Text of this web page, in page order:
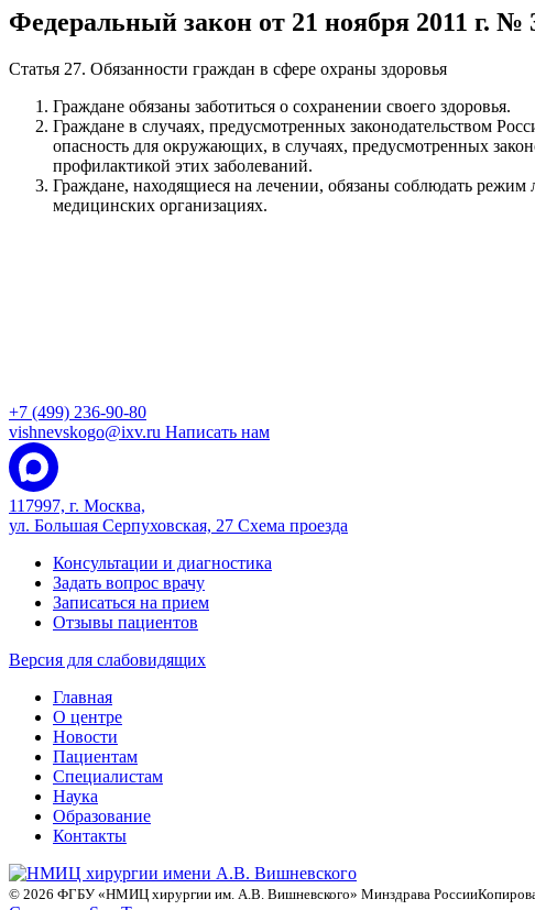
Федеральный закон от 21 ноября 2011 г.
Статья 27. Обязанности граждан в сфере охраны здоровья
Граждане обязаны заботиться о сохранении своего здоровья.
Граждане в случаях, предусмотренных законодательством
опасность для окружающих, в случаях, предусмотренных
профилактикой этих заболеваний.
Граждане, находящиеся на лечении, обязаны соблюдать
медицинских организациях.
+7 (499) 236-90-80
vishnevskogo@ixv.ru Написать нам
117997, г. Москва,
ул. Большая Серпуховская, 27 Схема проезда
Консультации и диагностика
Задать вопрос врачу
Записаться на прием
Отзывы пациентов
Версия для слабовидящих
Главная
О центре
Новости
Пациентам
Специалистам
Наука
Образование
Контакты
© 2026 ФГБУ «НМИЦ хирургии им. А.В. Вишневского» Минздрава России